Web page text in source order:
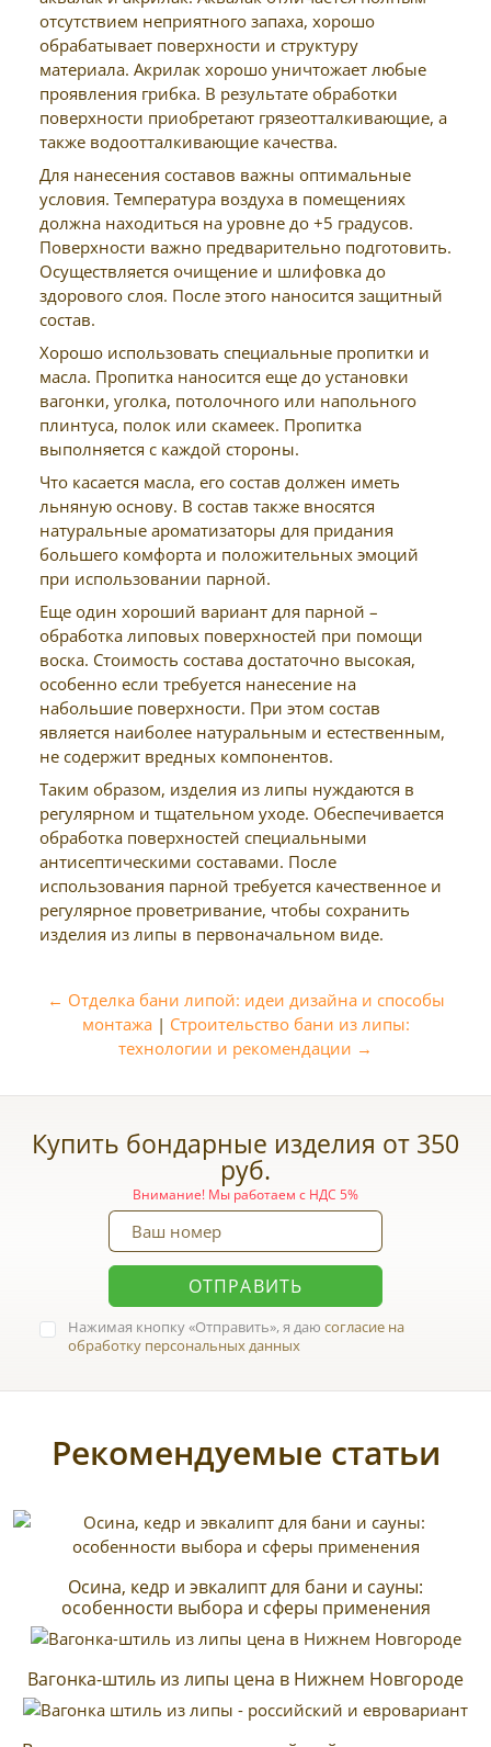
отсутствием неприятного запаха, хорошо
обрабатывает поверхности и структуру
материала. Акрилак хорошо уничтожает любые
проявления грибка. В результате обработки
поверхности приобретают грязеотталкивающие, а
также водоотталкивающие качества.
Для нанесения составов важны оптимальные
условия. Температура воздуха в помещениях
должна находиться на уровне до +5 градусов.
Поверхности важно предварительно подготовить.
Осуществляется очищение и шлифовка до
здорового слоя. После этого наносится защитный
состав.
Хорошо использовать специальные пропитки и
масла. Пропитка наносится еще до установки
вагонки, уголка, потолочного или напольного
плинтуса, полок или скамеек. Пропитка
выполняется с каждой стороны.
Что касается масла, его состав должен иметь
льняную основу. В состав также вносятся
натуральные ароматизаторы для придания
большего комфорта и положительных эмоций
при использовании парной.
Еще один хороший вариант для парной –
обработка липовых поверхностей при помощи
воска. Стоимость состава достаточно высокая,
особенно если требуется нанесение на
набольшие поверхности. При этом состав
является наиболее натуральным и естественным,
не содержит вредных компонентов.
Таким образом, изделия из липы нуждаются в
регулярном и тщательном уходе. Обеспечивается
обработка поверхностей специальными
антисептическими составами. После
использования парной требуется качественное и
регулярное проветривание, чтобы сохранить
изделия из липы в первоначальном виде.
← Отделка бани липой: идеи дизайна и способы
монтажа| Строительство бани из липы:
технологии и рекомендации →
Купить бондарные изделия от 350
руб.
Внимание! Мы работаем с НДС 5%
ОТПРАВИТЬ
Нажимая кнопку Отправить , я даюсогласие на
обработку персональных данных
Рекомендуемые статьи
Осина, кедр и эвкалипт для бани и сауны:
особенности выбора и сферы применения
Вагонка-штиль из липы цена в Нижнем Новгороде